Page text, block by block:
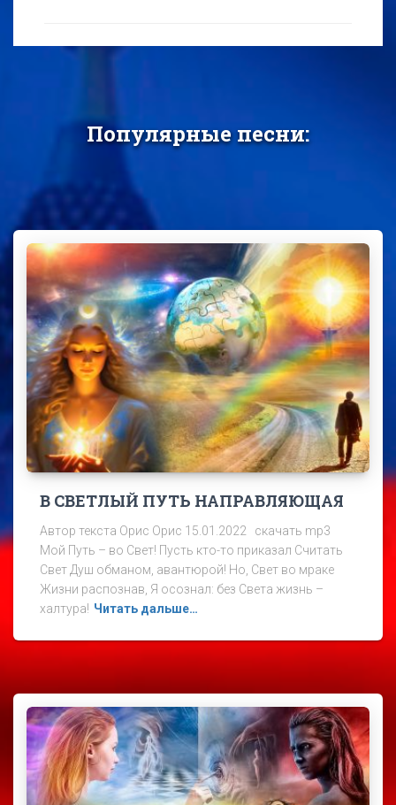
Популярные песни:
В СВЕТЛЫЙ ПУТЬ НАПРАВЛЯЮЩАЯ
Автор текста Орис Орис 15.01.2022 скачать mp3
Мой Путь – во Свет! Пусть кто-то приказал Считать
Свет Душ обманом, авантюрой! Но, Свет во мраке
Жизни распознав, Я осознал: без Света жизнь –
халтура! Читать дальше…